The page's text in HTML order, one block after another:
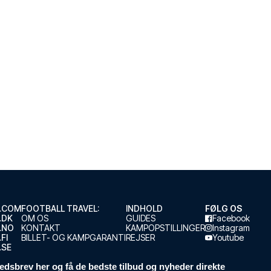
FOOTBALL TRAVEL:
OM OS
KONTAKT
BILLET- OG KAMPGARANTI
INDHOLD
GUIDES
KAMPOPSTILLINGER
REJSER
FØLG OS
Facebook
Instagram
Youtube
her og få de bedste tilbud og nyheder direkte